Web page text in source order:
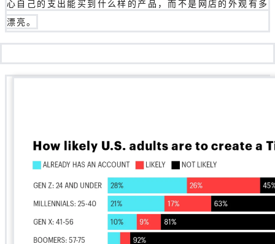
心自己的支出能买到什么样的产品，而不是网店的外观有多
漂亮。